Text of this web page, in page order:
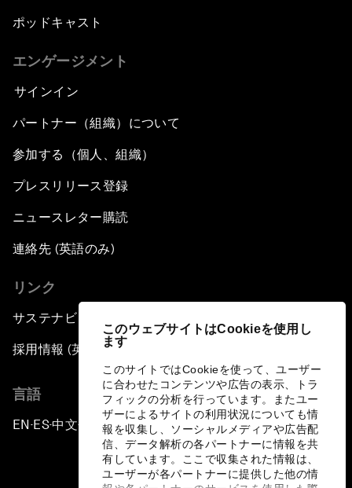
このウェブサイトはCookieを使用し
ます
このサイトではCookieを使って、ユーザー
に合わせたコンテンツや広告の表示、トラ
フィックの分析を行っています。またユー
ザーによるサイトの利用状況についても情
報を収集し、ソーシャルメディアや広告配
信、データ解析の各パートナーに情報を共
有しています。ここで収集された情報は、
ユーザーが各パートナーに提供した他の情
ポッドキャスト
エンゲージメント
サインイン
パートナー（組織）について
参加する（個人、組織）
プレスリリース登録
ニュースレター購読
連絡先 (英語のみ)
リンク
サステナビリティへの取り組み
採用情報 (英語のみ)
言語
EN ▪ ES▪中文▪ 日本語